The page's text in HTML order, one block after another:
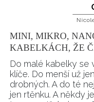
MINI, MIKRO,
KABELKÁCH, ŽE
Do malé kabelky se
klíče. Do menší už
drobných. A do té
jen rtěnku. A někdy